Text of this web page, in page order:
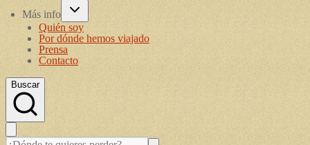
Más info
Quién soy
Por dónde hemos viajado
Prensa
Contacto
Buscar